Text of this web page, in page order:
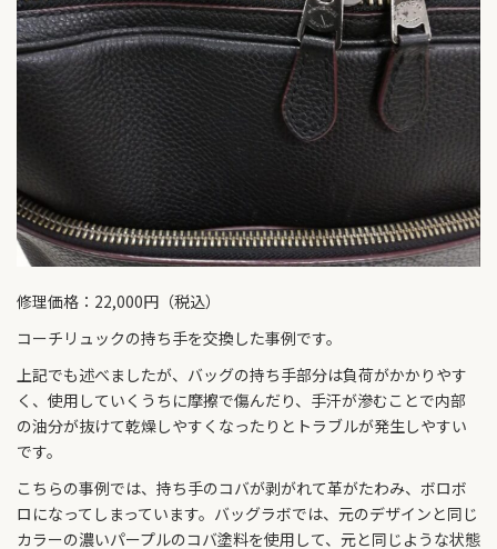
修理価格：22,000円（税込）
コーチリュックの持ち手を交換した事例です。
上記でも述べましたが、バッグの持ち手部分は負荷がかかりやす
く、使用していくうちに摩擦で傷んだり、手汗が滲むことで内部
の油分が抜けて乾燥しやすくなったりとトラブルが発生しやすい
です。
こちらの事例では、持ち手のコバが剥がれて革がたわみ、ボロボ
ロになってしまっています。バッグラボでは、元のデザインと同じ
カラーの濃いパープルのコバ塗料を使用して、元と同じような状態